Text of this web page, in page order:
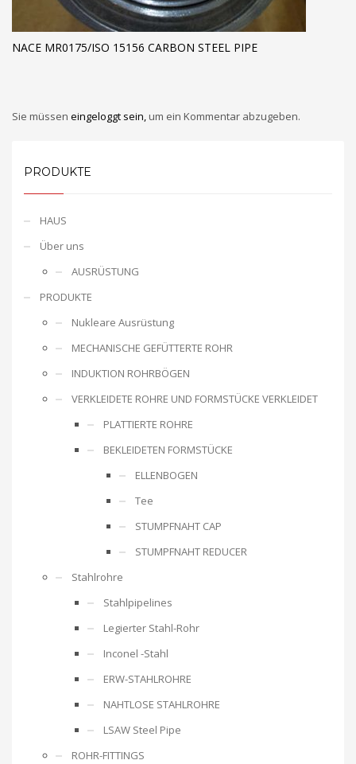
NACE MR0175/ISO 15156 CARBON STEEL PIPE
Sie müssen eingeloggt sein,um ein Kommentar abzugeben.
PRODUKTE
HAUS
Über uns
AUSRÜSTUNG
PRODUKTE
Nukleare Ausrüstung
MECHANISCHE GEFÜTTERTE ROHR
INDUKTION ROHRBÖGEN
VERKLEIDETE ROHRE UND FORMSTÜCKE VERKLEIDET
PLATTIERTE ROHRE
BEKLEIDETEN FORMSTÜCKE
ELLENBOGEN
Tee
STUMPFNAHT CAP
STUMPFNAHT REDUCER
Stahlrohre
Stahlpipelines
Legierter Stahl-Rohr
Inconel -Stahl
ERW-STAHLROHRE
NAHTLOSE STAHLROHRE
LSAW Steel Pipe
ROHR-FITTINGS